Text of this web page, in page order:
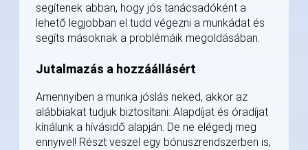
segítenek abban, hogy jós tanácsadóként a
lehető legjobban el tudd végezni a munkádat és
segíts másoknak a problémáik megoldásában.
Jutalmazás a hozzáállásért
Amennyiben a munka jóslás neked, akkor az
alábbiakat tudjuk biztosítani: Alapdíjat és óradíjat
kínálunk a hívásidő alapján. De ne elégedj meg
ennyivel! Részt veszel egy bónuszrendszerben is,